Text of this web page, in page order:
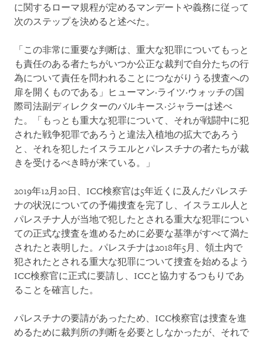
に関するローマ規程が定めるマンデートや義務に従って
次のステップを決めると述べた。
「この非常に重要な判断は、重大な犯罪についてもっと
も責任のある者たちがいつか公正な裁判で自分たちの行
為について責任を問われることにつながりうる捜査への
扉を開くものである」ヒューマン·ライツ·ウォッチの国
際司法副ディレクターのバルキース·ジャラーは述べ
た。「もっとも重大な犯罪について、それが戦闘中に犯
された戦争犯罪であろうと違法入植地の拡大であろう
と、それを犯したイスラエルとパレスチナの者たちが裁
きを受けるべき時が来ている。」
2019年12月20日、ICC検察官は5年近くに及んだパレスチ
ナの状況についての予備捜査を完了し、イスラエル人と
パレスチナ人が当地で犯したとされる重大な犯罪につい
ての正式な捜査を進めるために必要な基準がすべて満た
されたと表明した。パレスチナは2018年5月、領土内で
犯されたとされる重大な犯罪について捜査を始めるよう
ICC検察官に正式に要請し、ICCと協力するつもりであ
ることを確言した。
パレスチナの要請があったため、ICC検察官は捜査を進
めるために裁判所の判断を必要としなかったが、それで